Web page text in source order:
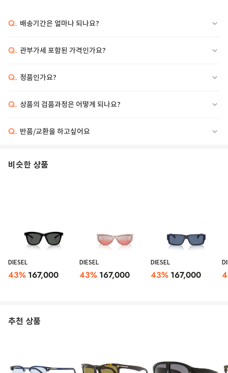
Q. 배송기간은 얼마나 되나요?
Q. 관부가세 포함된 가격인가요?
Q. 정품인가요?
Q. 상품의 검품과정은 어떻게 되나요?
Q. 반품/교환을 하고싶어요
비슷한 상품
DIESEL
43% 167,000
DIESEL
43% 167,000
DIESEL
43% 167,000
추천 상품